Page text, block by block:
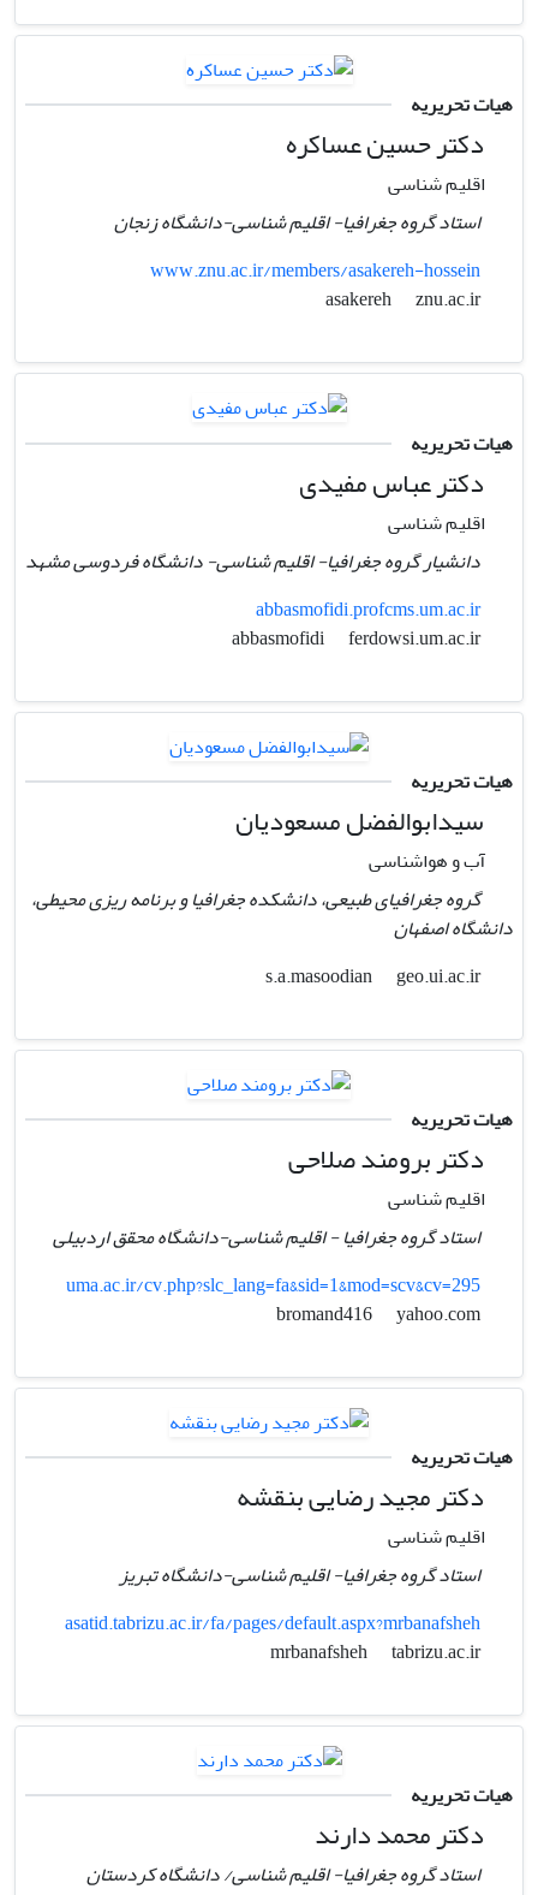
هیات تحریریه
دکتر حسین عساکره
اقلیم شناسی
استاد گروه جغرافیا- اقلیم شناسی-دانشگاه زنجان
www.znu.ac.ir/members/asakereh-hossein
asakereh
znu.ac.ir
هیات تحریریه
دکتر عباس مفیدی
اقلیم شناسی
دانشیار گروه جغرافیا- اقلیم شناسی- دانشگاه فردوسی مشهد
abbasmofidi.profcms.um.ac.ir
abbasmofidi
ferdowsi.um.ac.ir
هیات تحریریه
سیدابوالفضل مسعودیان
آب و هواشناسی
گروه جغرافیای طبیعی، دانشکده جغرافیا و برنامه ریزی محیطی،
دانشگاه اصفهان
s.a.masoodian
geo.ui.ac.ir
هیات تحریریه
دکتر برومند صلاحی
اقلیم شناسی
استاد گروه جغرافیا - اقلیم شناسی-دانشگاه محقق اردبیلی
uma.ac.ir/cv.php?slc_lang=fa&sid=1&mod=scv&cv=295
yahoo.com
هیات تحریریه
دکتر مجید رضایی بنقشه
اقلیم شناسی
استاد گروه جغرافیا- اقلیم شناسی-دانشگاه تبریز
asatid.tabrizu.ac.ir/fa/pages/default.aspx?mrbanafsheh
mrbanafsheh
tabrizu.ac.ir
هیات تحریریه
دکتر محمد دارند
استاد گروه جغرافیا- اقلیم شناسی/ دانشگاه کردستان